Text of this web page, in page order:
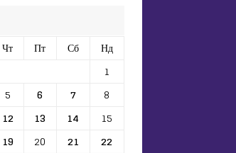
Чт Пт Сб
Нд
1
5 6 7
8
12 13 14
15
19 20 21
22